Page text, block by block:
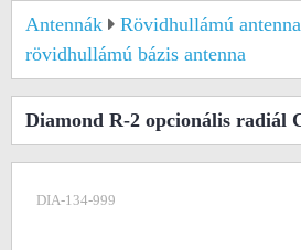
Antennák Rövidhullámú antenna
rövidhullámú bázis antenna
Diamond R-2 opcionális radiál
DIA-134-999